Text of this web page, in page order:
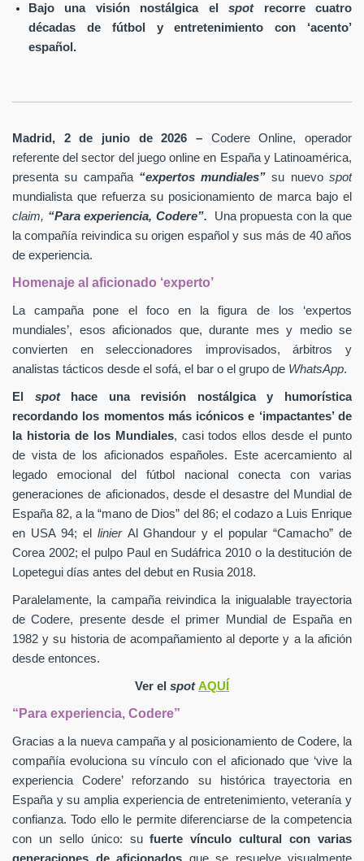
Bajo una visión nostálgica elspotrecorre cuatro
décadas de fútbol y entretenimiento con ‘acento’
español.
Madrid, 2 de junio de 2026 – Codere Online, operador
referente del sector del juego online en España y Latinoamérica,
presenta su campaña “expertos mundiales” su nuevospot
mundialista que refuerza su posicionamiento de marca bajo el
claim, “Para experiencia, Codere”.
Una propuesta con la que
la compañía reivindica su origen español y sus más de 40 años
de experiencia.
Homenaje al aficionado ‘experto’
La campaña pone el foco en la figura de los ‘expertos
mundiales’, esos aficionados que, durante mes y medio se
convierten en seleccionadores improvisados, árbitros y
analistas tácticos desde el sofá, el bar o el grupo de WhatsApp.
El spothace una revisión nostálgica y humorística
recordando los momentos más icónicos e ‘impactantes’ de
la historia de los Mundiales, casi todos ellos desde el punto
de vista de los aficionados españoles. Este acercamiento al
legado emocional del fútbol nacional conecta con varias
generaciones de aficionados, desde el desastre del Mundial de
España 82, a la “mano de Dios” del 86; el codazo a Luis Enrique
en USA 94; el linier Al Ghandour y el popular “Camacho” de
Corea 2002; el pulpo Paul en Sudáfrica 2010 o la destitución de
Lopetegui días antes del debut en Rusia 2018.
Paralelamente, la campaña reivindica la inigualable trayectoria
de Codere, presente desde el primer Mundial de España en
1982 y su historia de acompañamiento al deporte y a la afición
desde entonces.
Ver el spotAQUÍ
“Para experiencia, Codere”
Gracias a la nueva campaña y al posicionamiento de Codere, la
compañía evoluciona su vínculo con el aficionado que ‘vive la
experiencia Codere’ reforzando su histórica trayectoria en
España y su amplia experiencia de entretenimiento, veteranía y
confianza. Todo ello le permite diferenciarse de la competencia
con un sello único: sufuerte vínculo cultural con varias